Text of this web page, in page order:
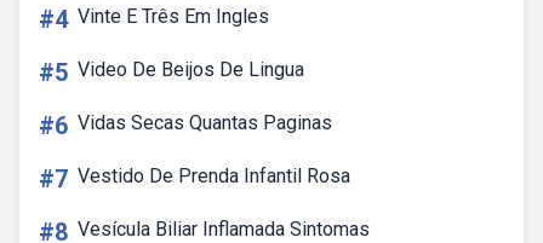
#4 Vinte E Três Em Ingles
#5 Video De Beijos De Lingua
#6 Vidas Secas Quantas Paginas
#7 Vestido De Prenda Infantil Rosa
#8 Vesícula Biliar Inflamada Sintomas